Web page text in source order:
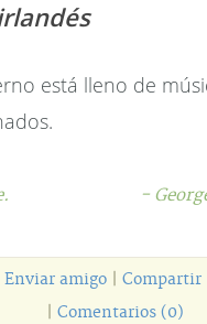
está lleno de
-
Enviar amigo| Compartir|
Comentarios (0)